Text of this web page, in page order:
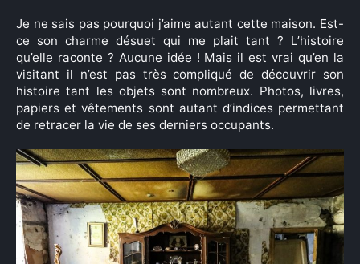
Je ne sais pas pourquoi j’aime autant cette maison. Est-
ce son charme désuet qui me plait tant ? L’histoire
qu’elle raconte ? Aucune idée ! Mais il est vrai qu’en la
visitant il n’est pas très compliqué de découvrir son
histoire tant les objets sont nombreux. Photos, livres,
papiers et vêtements sont autant d’indices permettant
de retracer la vie de ses derniers occupants.